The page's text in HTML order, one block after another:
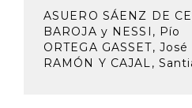
ASUERO SÁENZ DE
BAROJA y NESSI, Pío
ORTEGA GASSET, José
RAMÓN Y CAJAL,